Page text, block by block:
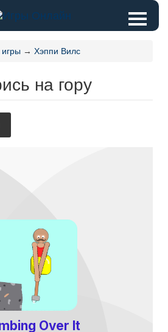
→ Хэппи Вилс
на гору